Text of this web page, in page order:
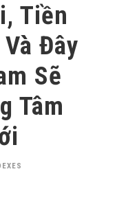
Tiền
Đây
Sẽ
Tâm